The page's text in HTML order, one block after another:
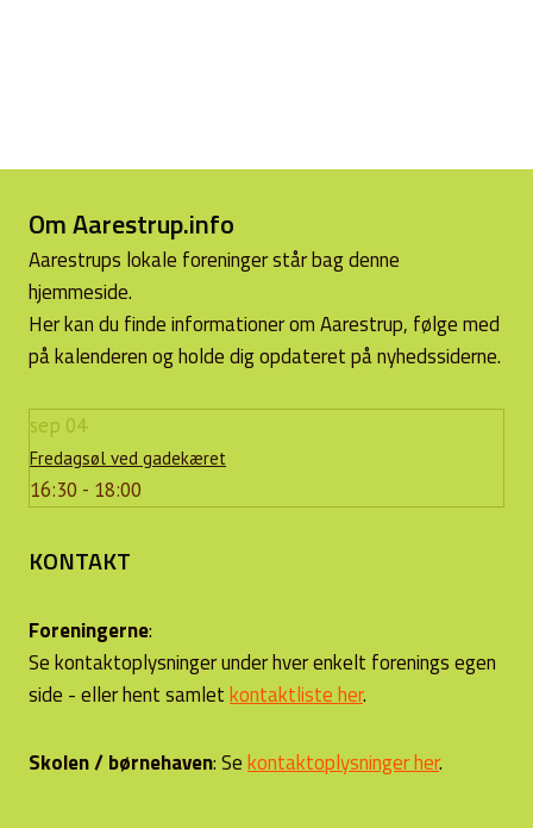
Om Aarestrup.info
Aarestrups lokale foreninger står bag denne
hjemmeside.
Her kan du finde informationer om Aarestrup, følge med
på kalenderen og holde dig opdateret på nyhedssiderne.
sep 04
Fredagsøl ved gadekæret
16:30 - 18:00
KONTAKT
Foreningerne:
Se kontaktoplysninger under hver enkelt forenings egen
side - eller hent samletkontaktliste her.
Skolen / børnehaven: Sekontaktoplysninger her.